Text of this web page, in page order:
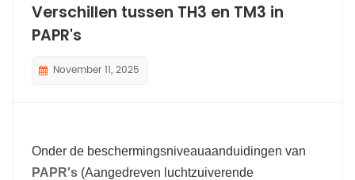
Verschillen tussen TH3 en TM3 in
PAPR's
November 11, 2025
Onder de beschermingsniveauaanduidingen van
PAPR's (Aangedreven luchtzuiverende